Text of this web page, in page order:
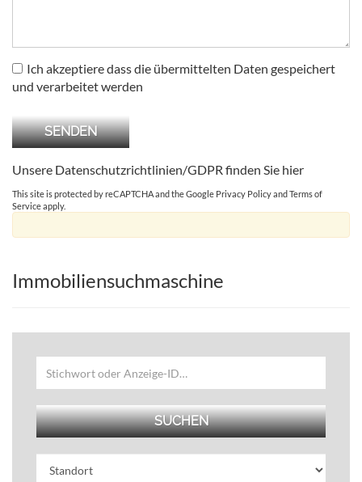
Ich akzeptiere dass die übermittelten Daten gespeichert
und verarbeitet werden
Unsere Datenschutzrichtlinien/GDPR finden Sie hier
This site is protected by reCAPTCHA and the Google Privacy Policyand Terms of
Serviceapply.
Immobiliensuchmaschine